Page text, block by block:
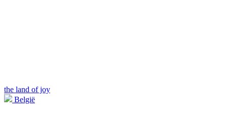
the land of joy
België